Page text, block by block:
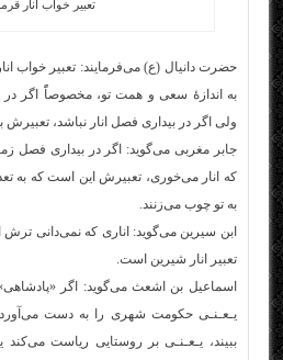
تعبیر خواب انار
حضرت دانیال (ع) می‌فرمایند: تعبیر خواب
به اندازۀ سعی و همت تو، مخصوصاًً اگر در
ولی اگر در بیداری فصل انار نباشد،
جابر مغربی می‌گوید: اگر در بیداری فصل
که انار می‌خوری، تعبیرش این است که به
به تو چوب می‌زنند.
ابن سیرین می‌گوید: اناری که نمی‌دانی
تعبیر انار شیرین است.
اسماعیل بن اشعث می‌گوید: اگر «پادشاهی»
یـعـنـی حکومت شهری را به دست می‌آورد
ببیند، یـعـنـی بر روستایی ریاست می‌کند